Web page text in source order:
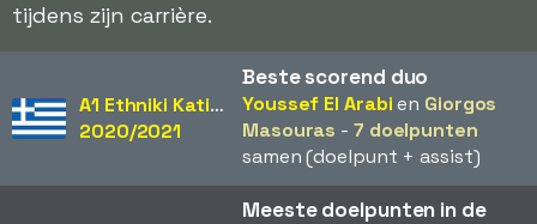
tijdens zijn carrière.
A1 Ethniki Katigoria
2020/2021
Beste scorend duo
Youssef El Arabien Giorgos
Masouras - 7 doelpunten
samen (doelpunt + assist)
Meeste doelpunten in de